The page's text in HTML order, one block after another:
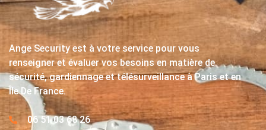
Ange Security est à votre service pour vous
renseigner et évaluer vos besoins en matière de
sécurité, gardiennage et télésurveillance à Paris et en
Île De France.
06 51 03 68 26